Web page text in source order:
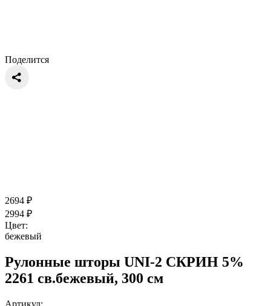
Поделится
2694 ₽
2994 ₽
Цвет:
бежевый
Рулонные шторы UNI-2 СКРИН 5%
2261 св.бежевый, 300 см
Артикул: